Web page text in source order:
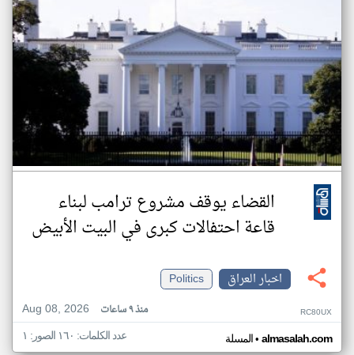
القضاء يوقف مشروع ترامب لبناء
قاعة احتفالات كبرى في البيت الأبيض
اخبار العراق
Politics
Aug 08, 2026
منذ ٩ ساعات RC80UX
المسلة• almasalah.com عدد الكلمات: ١٦٠ الصور: ١